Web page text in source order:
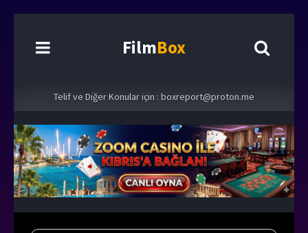
FilmBox
Telif ve Diğer Konular için : boxreport@proton.me